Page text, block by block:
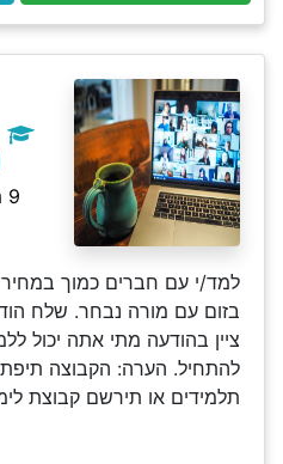
9 משובים
למד/י עם חברים כמוך
בזום עם מורה נבחר. שלח
ציין בהודעה מתי אתה יכול
להתחיל. הערה: הקבוצה
תלמידים או תירשם קבוצת